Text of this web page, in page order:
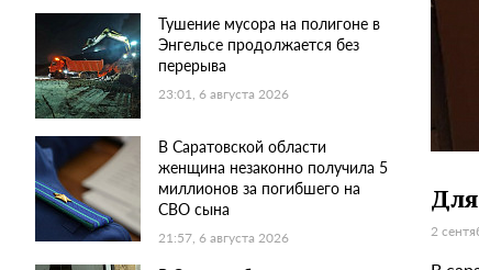
Тушение мусора на полигоне в
Энгельсе продолжается без
перерыва
23:01, 6 августа 2026
В Саратовской области
женщина незаконно получила 5
миллионов за погибшего на
СВО сына
21:57, 6 августа 2026 2